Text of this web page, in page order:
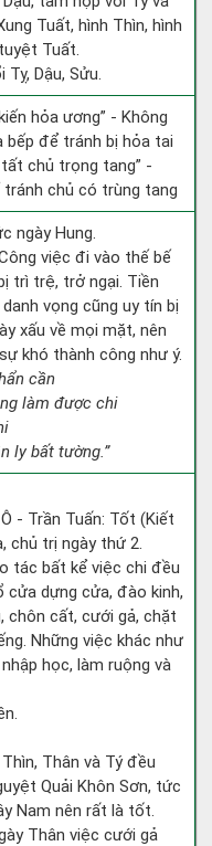
Tuất, hình Thìn, hình
Tuất.
Dậu, Sửu.
hỏa ương” - Không
bếp để tránh bị hỏa tai
chủ trọng tang” -
chủ có trùng tang
ngày Hung.
việc đi vào thế bế
trì trệ, trở ngại. Tiền
vọng cũng uy tín bị
xấu về mọi mặt, nên
khó thành công như ý.
cần
làm được chi
ly bất tường.”
- Trần Tuấn: Tốt (Kiết
chủ trị ngày thứ 2.
tác bất kể việc chi đều
dựng cửa, đào kinh,
chôn cất, cưới gả, chặt
Những việc khác như
học, làm ruộng và
Thân và Tý đều
Quải Khôn Sơn, tức
Nam nên rất là tốt.
Thân việc cưới gả